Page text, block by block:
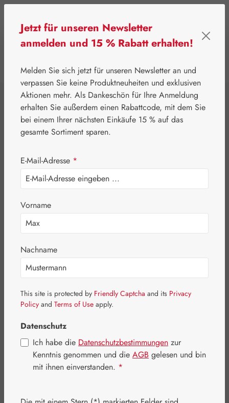
⌂ Gall Pharma Aminosäuren
Ornithin 400 mg
GPH Kapseln
Bildergalerie überspringen
Jetzt für unseren Newsletter
anmelden und 15 % Rabatt erhalten!
Melden Sie sich jetzt für unseren Newsletter an und
verpassen Sie keine Produktneuheiten und exklusiven
Aktionen mehr. Als Dankeschön für Ihre Anmeldung
erhalten Sie außerdem einen Rabattcode, mit dem Sie
bei einem Ihrer nächsten Einkäufe 15 % auf das
gesamte Sortiment sparen.
E-Mail-Adresse *
Vorname
Nachname
This site is protected by Friendly Captcha and its Privacy
Policy and Terms of Use apply.
Datenschutz
Ich habe die Datenschutzbestimmungen zur
Kenntnis genommen und die AGB gelesen und bin
mit ihnen einverstanden. *